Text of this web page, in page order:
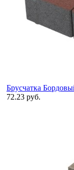
Брусчатка
72.23 руб.